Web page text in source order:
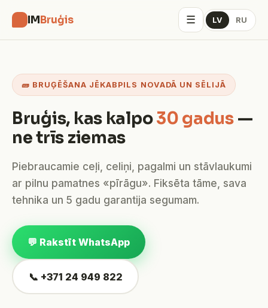
IMBruģis ☰ LV RU
🧱 BRUĢĒŠANA JĒKABPILS NOVADĀ UN SĒLIJĀ
Bruģis, kas kalpo30 gadus—
ne trīs ziemas
Piebraucamie ceļi, celiņi, pagalmi un stāvlaukumi
ar pilnu pamatnes «pīrāgu». Fiksēta tāme, sava
tehnika un 5 gadu garantija segumam.
💬 Rakstīt WhatsApp
📞 +371 24 949 822